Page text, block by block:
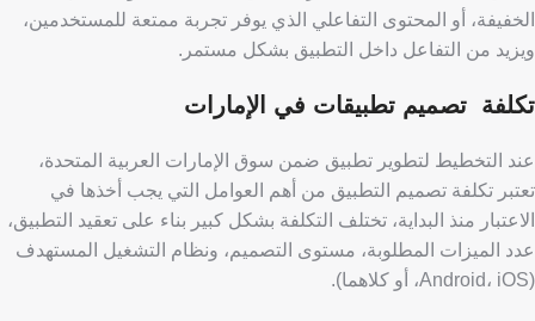
الخفيفة، أو المحتوى التفاعلي الذي يوفر تجربة ممتعة للمستخدمين،
ويزيد من التفاعل داخل التطبيق بشكل مستمر.
تكلفة تصميم تطبيقات في الإمارات
عند التخطيط لتطوير تطبيق ضمن سوق الإمارات العربية المتحدة،
تعتبر تكلفة تصميم التطبيق من أهم العوامل التي يجب أخذها في
الاعتبار منذ البداية، تختلف التكلفة بشكل كبير بناء على تعقيد التطبيق،
عدد الميزات المطلوبة، مستوى التصميم، ونظام التشغيل المستهدف
(Android، iOS، أو كلاهما).